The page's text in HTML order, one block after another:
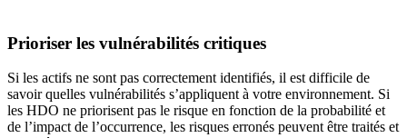
Prioriser les vulnérabilités critiques
Si les actifs ne sont pas correctement identifiés, il est difficile de
savoir quelles vulnérabilités s’appliquent à votre environnement. Si
les HDO ne priorisent pas le risque en fonction de la probabilité et
de l’impact de l’occurrence, les risques erronés peuvent être traités et